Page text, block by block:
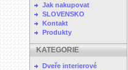
Jak nakupovat
SLOVENSKO
Kontakt
Produkty
KATEGORIE
Dveře interierové